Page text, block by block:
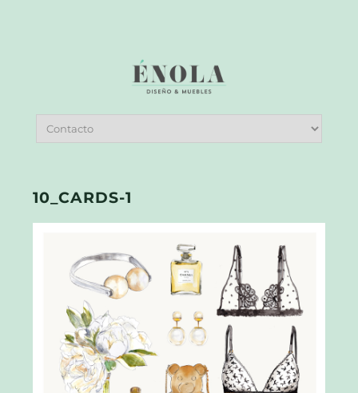
10_CARDS-1